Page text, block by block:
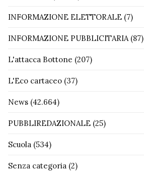
INFORMAZIONE ELETTORALE (7)
INFORMAZIONE PUBBLICITARIA (87)
L'attacca Bottone (207)
L'Eco cartaceo (37)
News (42.664)
PUBBLIREDAZIONALE (25)
Scuola (534)
Senza categoria (2)